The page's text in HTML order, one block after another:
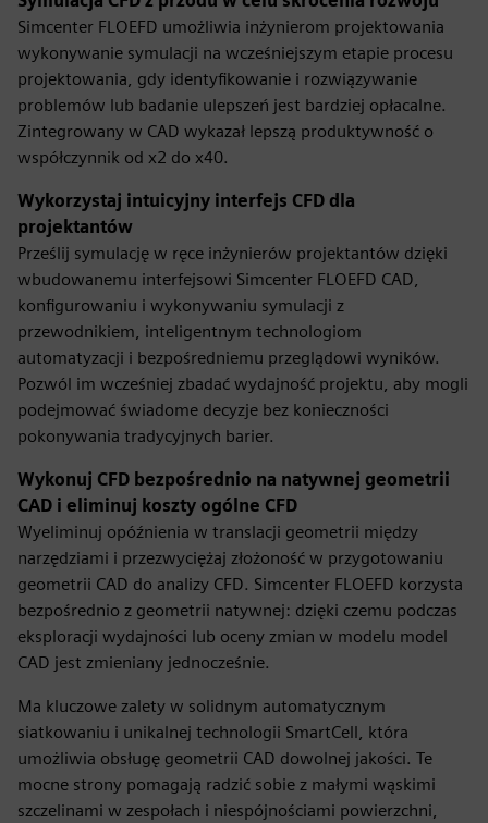
Simcenter FLOEFD umożliwia inżynierom projektowania
wykonywanie symulacji na wcześniejszym etapie procesu
projektowania, gdy identyfikowanie i rozwiązywanie
problemów lub badanie ulepszeń jest bardziej opłacalne.
Zintegrowany w CAD wykazał lepszą produktywność o
współczynnik od x2 do x40.
Wykorzystaj intuicyjny interfejs CFD dla
projektantów
Prześlij symulację w ręce inżynierów projektantów dzięki
wbudowanemu interfejsowi Simcenter FLOEFD CAD,
konfigurowaniu i wykonywaniu symulacji z
przewodnikiem, inteligentnym technologiom
automatyzacji i bezpośredniemu przeglądowi wyników.
Pozwól im wcześniej zbadać wydajność projektu, aby mogli
podejmować świadome decyzje bez konieczności
pokonywania tradycyjnych barier.
Wykonuj CFD bezpośrednio na natywnej geometrii
CAD i eliminuj koszty ogólne CFD
Wyeliminuj opóźnienia w translacji geometrii między
narzędziami i przezwyciężaj złożoność w przygotowaniu
geometrii CAD do analizy CFD. Simcenter FLOEFD korzysta
bezpośrednio z geometrii natywnej: dzięki czemu podczas
eksploracji wydajności lub oceny zmian w modelu model
CAD jest zmieniany jednocześnie.
Ma kluczowe zalety w solidnym automatycznym
siatkowaniu i unikalnej technologii SmartCell, która
umożliwia obsługę geometrii CAD dowolnej jakości. Te
mocne strony pomagają radzić sobie z małymi wąskimi
szczelinami w zespołach i niespójnościami powierzchni,